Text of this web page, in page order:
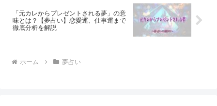
「元カレからプレゼントされる夢」の意
味とは？【夢占い】恋愛運、仕事運まで
徹底分析を解説
ホーム 夢占い